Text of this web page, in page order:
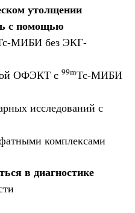
утолщении
с помощью
МИБИ без ЭКГ-
ОФЭКТ с 99mТс-МИБИ
исследований с
комплексами
в диагностике